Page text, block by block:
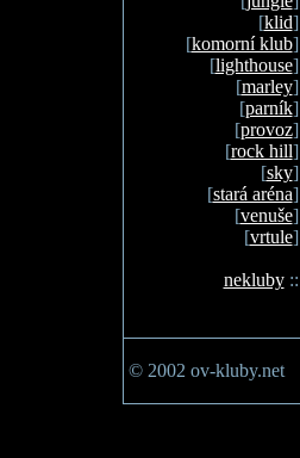
[klid]
[komorní klub]
[lighthouse]
[marley]
[parník]
[provoz]
[rock hill]
[sky]
[stará aréna]
[venuše]
[vrtule]
nekluby::
© 2002 ov-kluby.net